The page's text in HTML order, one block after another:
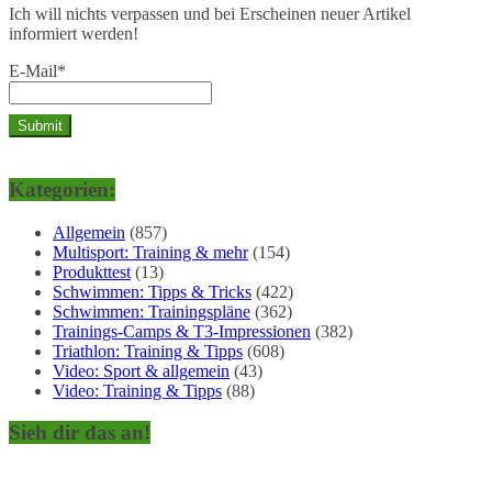
Ich will nichts verpassen und bei Erscheinen neuer Artikel
informiert werden!
E-Mail*
Kategorien:
Allgemein (857)
Multisport: Training & mehr(154)
Produkttest (13)
Schwimmen: Tipps & Tricks (422)
Schwimmen: Trainingspläne (362)
Trainings-Camps & T3-Impressionen (382)
Triathlon: Training & Tipps (608)
Video: Sport & allgemein (43)
Video: Training & Tipps (88)
Sieh dir das an!